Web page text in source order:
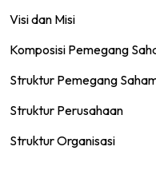
Visi dan Misi
Komposisi Pemegang
Struktur Pemegang
Struktur Perusahaan
Struktur Organisasi